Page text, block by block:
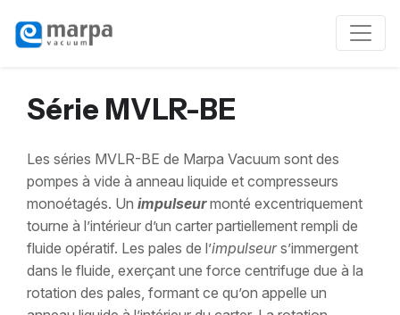
Série MVLR-BE
Les séries MVLR-BE de Marpa Vacuum sont des
pompes à vide à anneau liquide et compresseurs
monoétagés. Un impulseurmonté excentriquement
tourne à l’intérieur d’un carter partiellement rempli de
fluide opératif. Les pales de l’impulseurs’immergent
dans le fluide, exerçant une force centrifuge due à la
rotation des pales, formant ce qu’on appelle un